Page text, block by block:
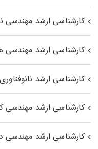
کارشناسی ارشد مهندسی
کارشناسی ارشد مهندسی
کارشناسی ارشد
کارشناسی ارشد مهندسی
کارشناسی ارشد مهندسی